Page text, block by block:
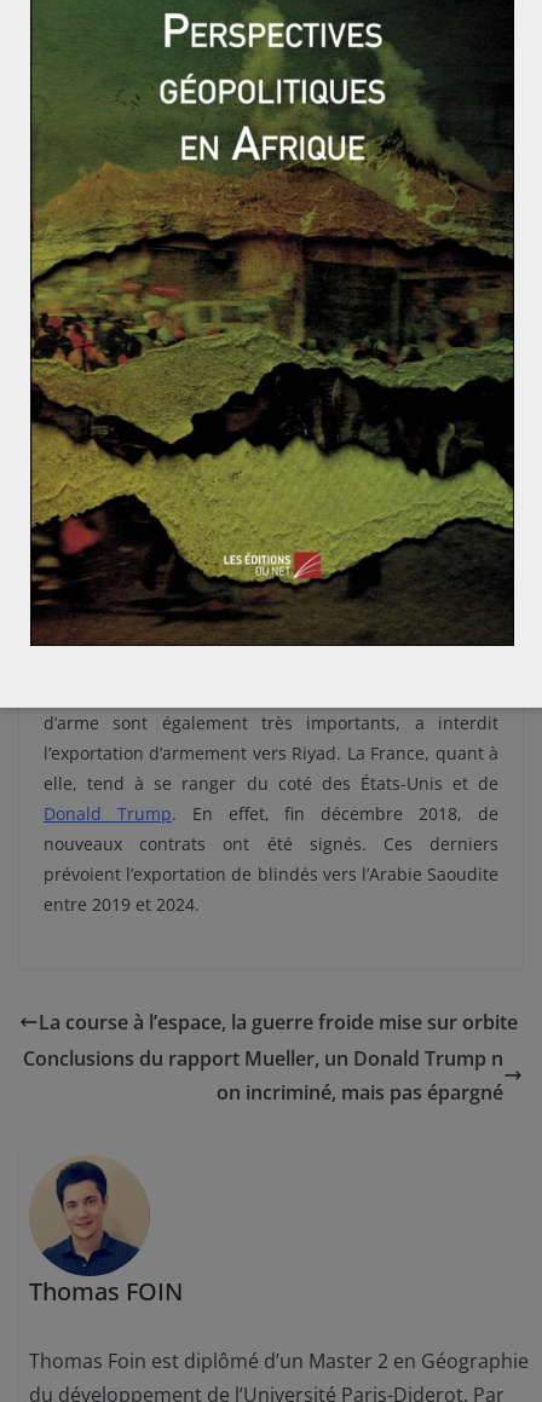
ONG et médias. Cependant, le gouvernement français
continue de les démentir. La ministre des Armées,
Florence Parly, déclaré jeudi 18 avril : « À ma
connaissance, ces armes ne sont pas utilisées de façon
offensive dans cette guerre au Yémen, […] je n’ai pas
d’éléments de preuve permettant de dire cela, que des
armes françaises sont à l’origine de victimes civiles au
Yémen ».
Les enjeux commerciaux sur les ventes d’armes à
l’Arabie Saoudite et aux EAU sont colossaux.
Cependant, comme l’explique Élie Tenenbaum à France
24, ce discours n’est pas forcément mensonger. La
France est en droit de vendre des armes dans un
objectif défensif. Même si les acheteurs décident de les
utiliser par la suite dans un but offensif. Cela
questionne donc l’efficacité et la légitimité du Traité sur
le commerce des armes.
Il est difficile de prouver formellement que des civils
aient été tués par des armes françaises. Toutefois, ces
révélations devraient faire réagir le gouvernement sur
d’arme sont également très importants, a interdit
l’exportation d’armement vers Riyad. La France, quant à
elle, tend à se ranger du coté des États-Unis et de
Donald Trump. En effet, fin décembre 2018, de
nouveaux contrats ont été signés. Ces derniers
prévoient l’exportation de blindés vers l’Arabie Saoudite
entre 2019 et 2024.
La course à l’espace, la guerre froide mise sur orbite
Conclusions du rapport Mueller, un Donald Trump n
on incriminé, mais pas épargné
Thomas FOIN
Thomas Foin est diplômé d’un Master 2 en Géographie
du développement de l’Université Paris-Diderot. Par